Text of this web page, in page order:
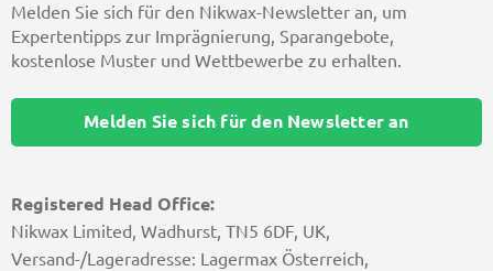
Registered Head Office:
Nikwax Limited, Wadhurst, TN5 6DF, UK,
Versand-/Lageradresse: Lagermax Österreich,
Melden Sie sich für den Nikwax-Newsletter an, um
Expertentipps zur Imprägnierung, Sparangebote,
kostenlose Muster und Wettbewerbe zu erhalten.
Melden Sie sich für den Newsletter an